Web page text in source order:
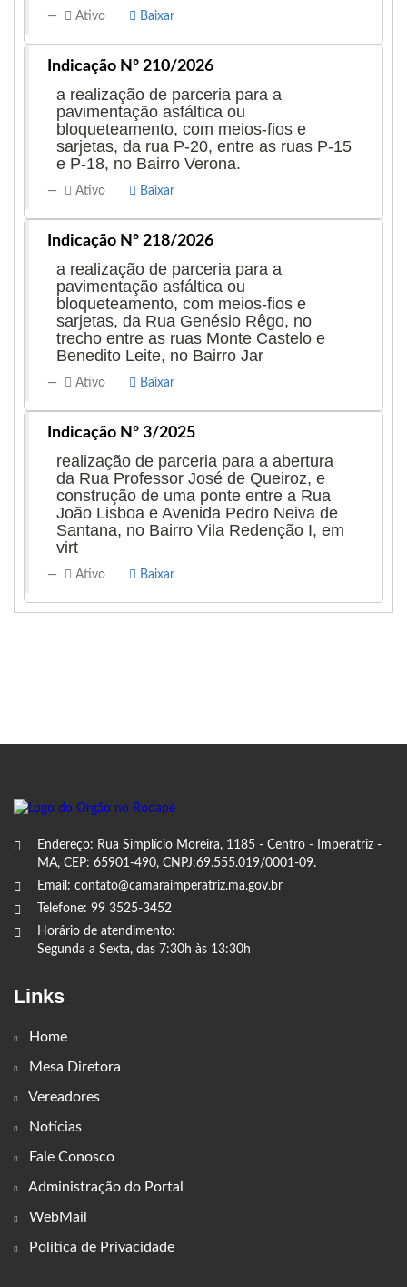
Ativo Baixar
Indicação Nº 210/2026
a realização de parceria para a
pavimentação asfáltica ou
bloqueteamento, com meios-fios e
sarjetas, da rua P-20, entre as ruas P-15
e P-18, no Bairro Verona.
Ativo Baixar
Indicação Nº 218/2026
a realização de parceria para a
pavimentação asfáltica ou
bloqueteamento, com meios-fios e
sarjetas, da Rua Genésio Rêgo, no
trecho entre as ruas Monte Castelo e
Benedito Leite, no Bairro Jar
Ativo Baixar
Indicação Nº 3/2025
realização de parceria para a abertura
da Rua Professor José de Queiroz, e
construção de uma ponte entre a Rua
João Lisboa e Avenida Pedro Neiva de
Santana, no Bairro Vila Redenção I, em
virt
Ativo Baixar
Endereço: Rua Simplício Moreira, 1185 - Centro - Imperatriz -
MA, CEP: 65901-490, CNPJ:69.555.019/0001-09.
Email: contato@camaraimperatriz.ma.gov.br
Telefone: 99 3525-3452
Horário de atendimento:
Segunda a Sexta, das 7:30h às 13:30h
Links
Home
Mesa Diretora
Vereadores
Notícias
Fale Conosco
Administração do Portal
WebMail
Política de Privacidade